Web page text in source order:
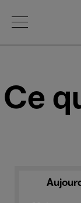
Open Menu
Ce